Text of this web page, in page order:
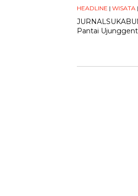
HEADLINE | WISATA
Pantai